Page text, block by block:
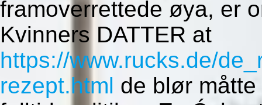
framoverrettede øya, er
Kvinners DATTER at
https://www.rucks.de/
rezept.html de blør